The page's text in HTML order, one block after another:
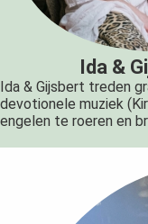
Ida &
Ida & Gijsbert treden
devotionele muziek
engelen te roeren en